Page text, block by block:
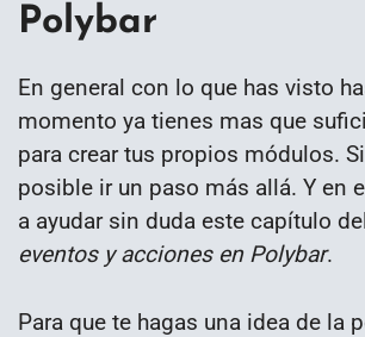
Polybar
En general con lo que has visto
momento ya tienes mas que
para crear tus propios módulos.
posible ir un paso más allá. Y en
a ayudar sin duda este capítulo
eventos y acciones en Polybar.
Para que te hagas una idea de la